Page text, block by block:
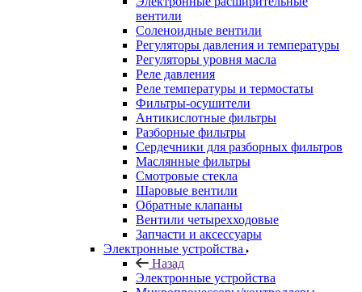
вентили
Соленоидные вентили
Регуляторы давления и температуры
Регуляторы уровня масла
Реле давления
Реле температуры и термостаты
Фильтры-осушители
Антикислотные фильтры
Разборные фильтры
Сердечники для разборных фильтров
Маслянные фильтры
Смотровые стекла
Шаровые вентили
Обратные клапаны
Вентили четырехходовые
Запчасти и аксессуары
Электронные устройства
Назад
Электронные устройства